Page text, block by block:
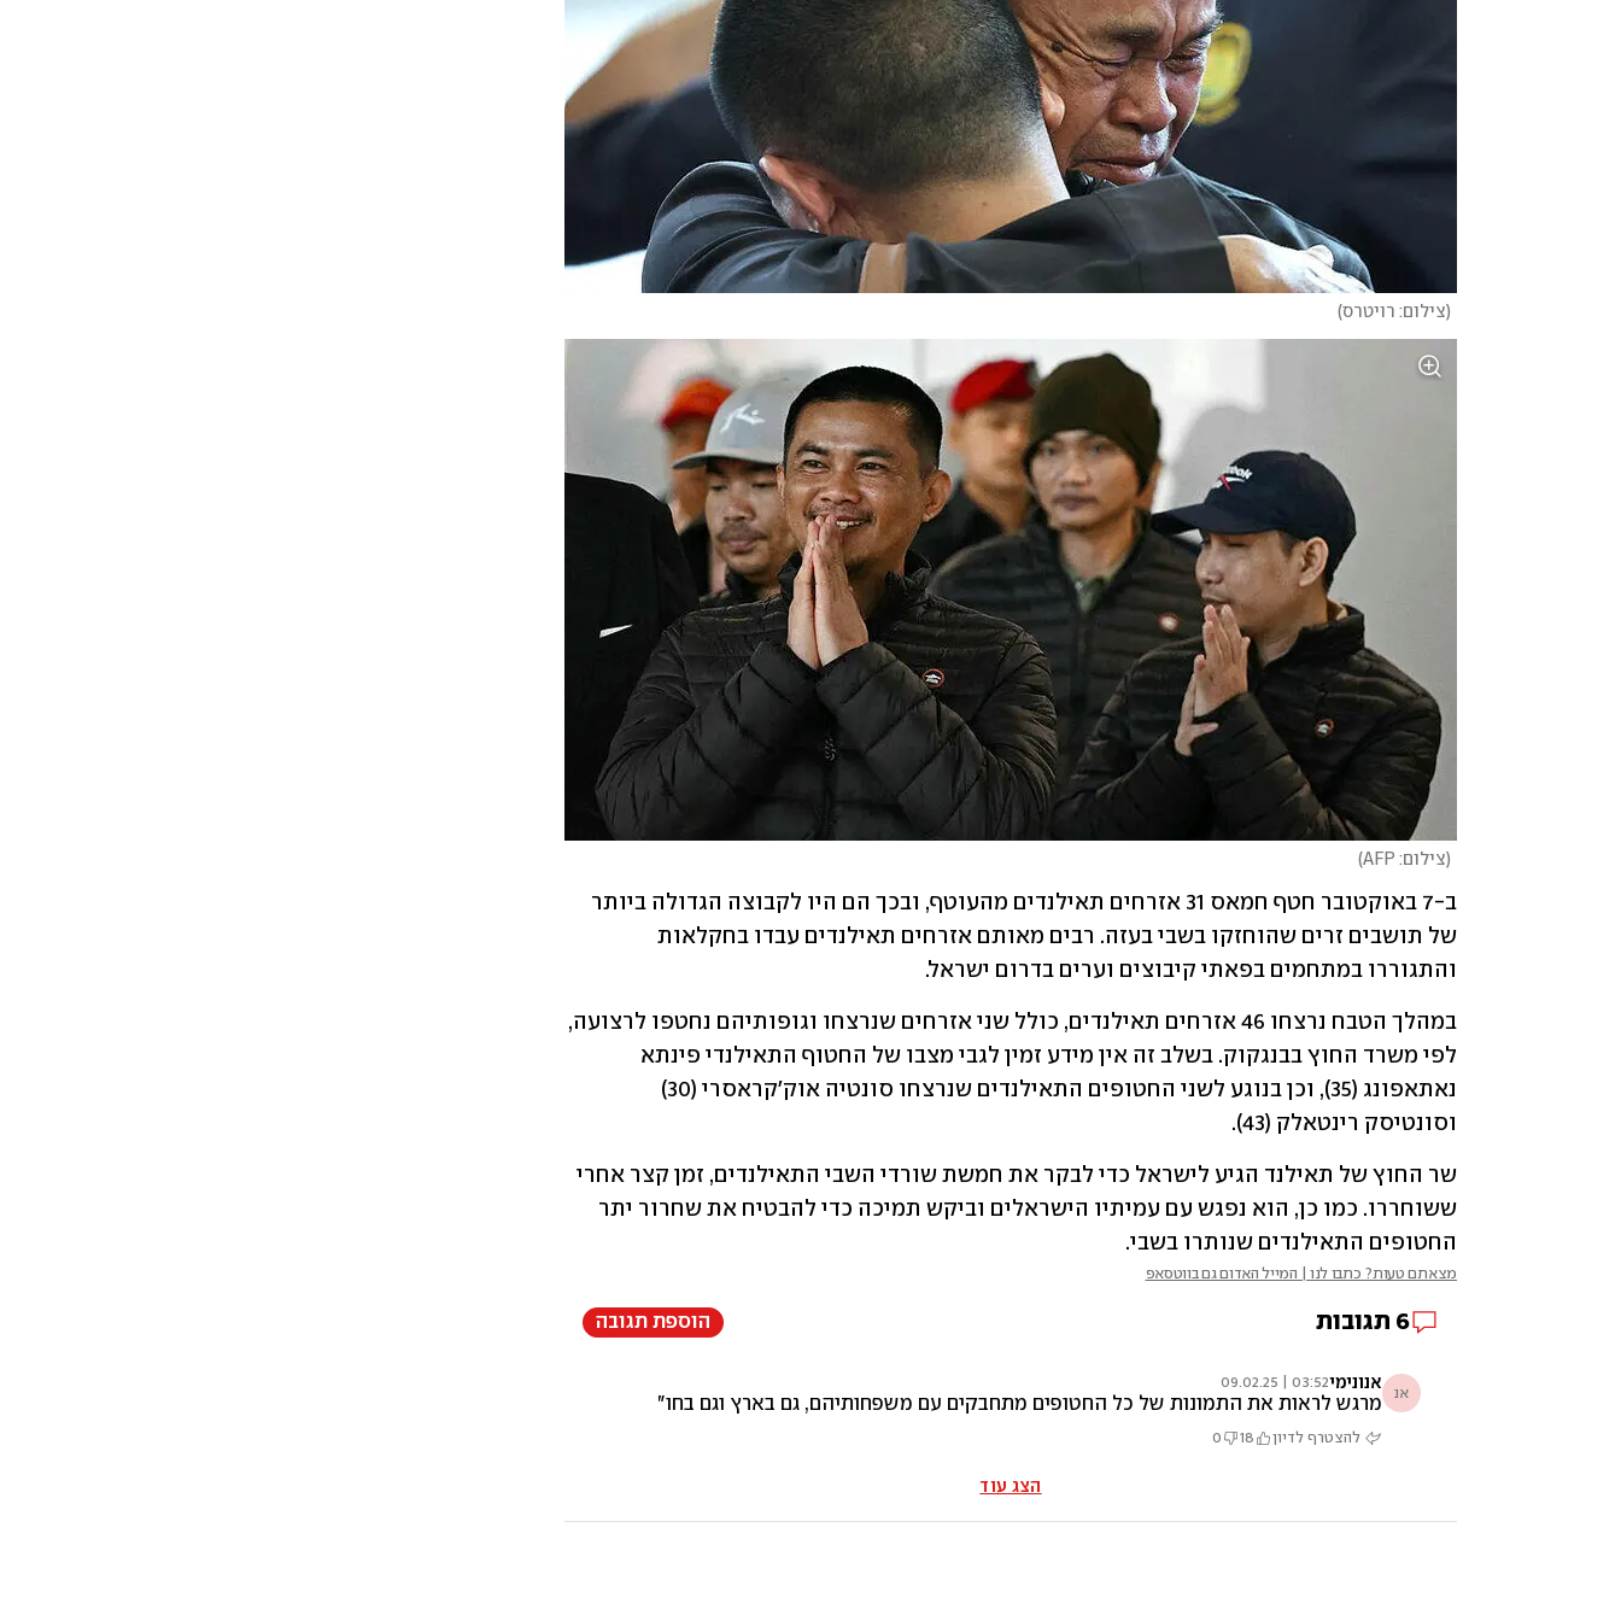
(צילום: רויטרס)
(צילום: AFP )
והתגוררו במתחמים בפאתי קיבוצים וערים בדרום ישראל.
וסונטיסק רינטאלק (43).
החטופים התאילנדים שנותרו בשבי.
מצאתם טעות? כתבו לנו | המייל האדום גם בווטסאפ
6 תגובות הוספת תגובה
אנ אנונימי03:52 | 09.02.25
מרגש לראות את התמונות של כל החטופים מתחבקים עם משפחותיהם, גם בארץ וגם בחו״ל. הלוואי ונזכה לראות את כולם שבים.
להצטרף לדיון 18
0
הצג עוד